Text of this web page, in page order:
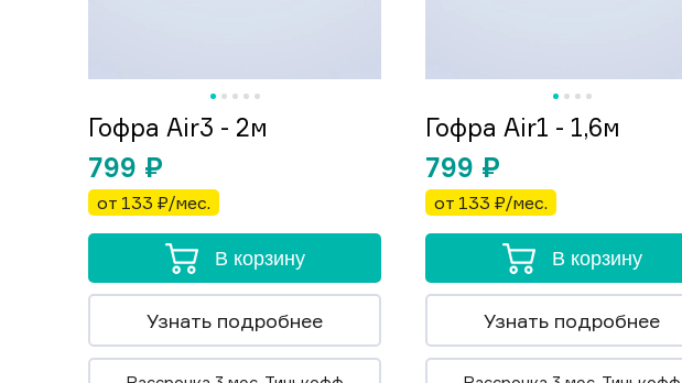
Гофра Air3 - 2м
799 ₽
от 133 ₽/мес.
В корзину
Узнать подробнее
Гофра Air1 - 1,6м
799 ₽
от 133 ₽/мес.
В корзину
Узнать подробнее